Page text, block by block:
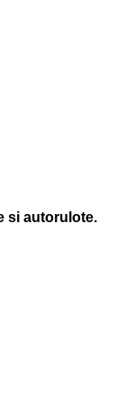
si autorulote.